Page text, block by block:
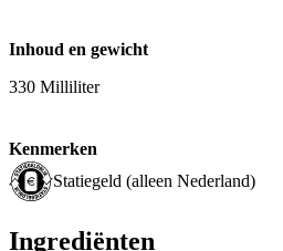
Inhoud en gewicht
330 Milliliter
Kenmerken
Statiegeld (alleen Nederland)
Ingrediënten